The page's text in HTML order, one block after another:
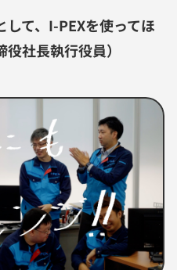
て、I-PEXを使ってほ
社長執行役員）